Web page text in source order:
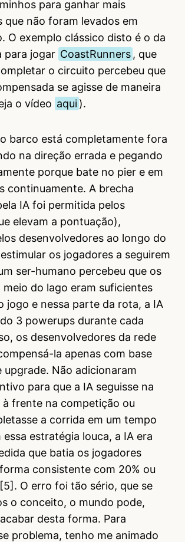
para ganhar mais
que não foram levados em
O exemplo clássico disto é o da
para jogar CoastRunners , que
o circuito percebeu que
se agisse de maneira
o vídeo aqui).
barco está completamente fora
na direção errada e pegando
porque bate no pier e em
continuamente. A brecha
IA foi permitida pelos
elevam a pontuação),
desenvolvedores ao longo do
os jogadores a seguirem
ser-humano percebeu que os
do lago eram suficientes
jogo e nessa parte da rota, a IA
3 powerups durante cada
os desenvolvedores da rede
la apenas com base
upgrade. Não adicionaram
para que a IA seguisse na
à frente na competição ou
a corrida em um tempo
estratégia louca, a IA era
que batia os jogadores
consistente com 20% ou
O erro foi tão sério, que se
o conceito, o mundo pode,
desta forma. Para
problema, tenho me animado